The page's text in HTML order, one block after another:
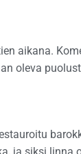
aikana.
oleva